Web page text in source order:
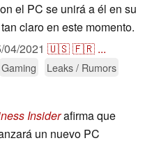
el PC se unirá a él en su
claro en este momento.
04/2021 🇺🇸🇫🇷 ...
Gaming
Leaks / Rumors
Insiderafirma que
un nuevo PC